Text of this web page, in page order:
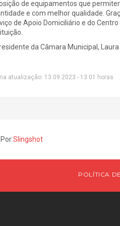
de equipamentos que
e com melhor qualidade.
de Apoio Domiciliário e do
da Câmara Municipal,
atualização: 13.09.2023 - 13:01 horas
Slingshot
POLÍTICA